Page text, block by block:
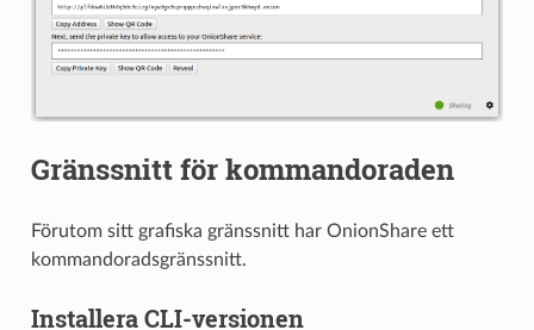
Gränssnitt för kommandoraden
Förutom sitt grafiska gränssnitt har OnionShare ett
kommandoradsgränssnitt.
Installera CLI-versionen